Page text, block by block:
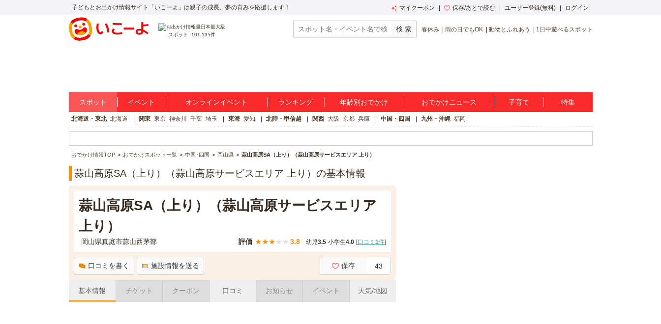
子どもとお出かけ情報サイト「いこーよ」は親子の成長、夢の育みを応援します！ マイクーポン 保存/あとで読む ユーザー登録(無料) ログイン
スポット 101,135件
春休み 雨の日でもOK 動物とふれあう 1日中遊べるスポット
スポット イベント オンラインイベント ランキング 年齢別おでかけ おでかけニュース 子育て 特集
北海道・東北 北海道 関東 東京 神奈川 千葉 埼玉 東海 愛知 北陸・甲信越 関西 大阪 京都 兵庫 中国・四国 九州・沖縄 福岡
おでかけ情報TOP おでかけスポット一覧 中国･四国 岡山県 蒜山高原SA（上り）（蒜山高原サービスエリア 上り）
蒜山高原SA（上り）（蒜山高原サービスエリア 上り）の基本情報
蒜山高原SA（上り）（蒜山高原サービスエリア
上り）
岡山県真庭市蒜山西茅部 評価 ★★★★ ★ 3.8 幼児3.5 小学生4.0 [口コミ 1件]
口コミを書く 施設情報を送る 保存 43
基本情報 チケット クーポン 口コミ お知らせ イベント 天気/地図